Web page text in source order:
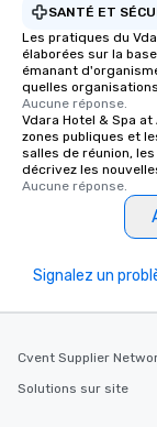
SANTÉ ET
Les pratiques du
élaborées sur la
émanant
quelles
Aucune réponse.
Vdara Hotel & Spa
zones publiques et
salles de réunion,
décrivez les
Aucune réponse.
Signalez un
Cvent Supplier
Solutions sur site